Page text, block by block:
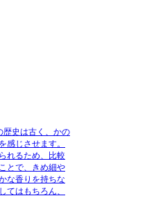
歴史は古く、かの
じさせます。
れるため、比較
とで、きめ細や
な香りを持ちな
はもちろん、